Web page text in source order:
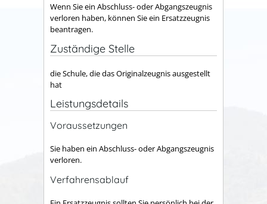
Wenn Sie ein Abschluss- oder Abgangszeugnis
verloren haben, können Sie ein Ersatzzeugnis
beantragen.
Zuständige Stelle
die Schule, die das Originalzeugnis ausgestellt
hat
Leistungsdetails
Voraussetzungen
Sie haben ein Abschluss- oder Abgangszeugnis
verloren.
Verfahrensablauf